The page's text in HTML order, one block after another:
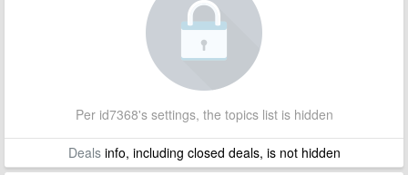
Per id7368's settings, the topics list is hidden
Dealsinfo, including closed deals, is not hidden